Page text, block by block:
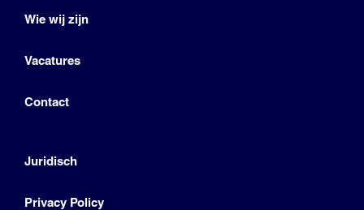
Wie wij zijn
Vacatures
Contact
Juridisch
Privacy Policy